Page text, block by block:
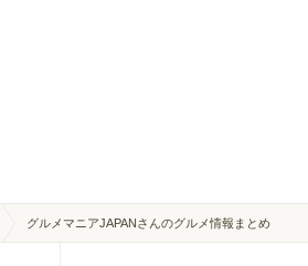
グルメマニアJAPANさんのグルメ情報まとめ